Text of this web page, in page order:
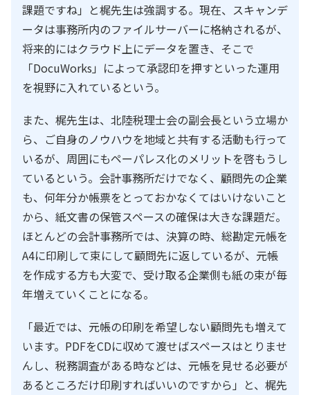
課題ですね」と梶先生は強調する。現在、スキャンデ
ータは事務所内のファイルサーバーに格納されるが、
将来的にはクラウド上にデータを置き、そこで
「DocuWorks」によって承認印を押すといった運用
を視野に入れているという。
また、梶先生は、北陸税理士会の副会長という立場か
ら、ご自身のノウハウを地域と共有する活動も行って
いるが、周囲にもペーパレス化のメリットを啓もうし
ているという。会計事務所だけでなく、顧問先の企業
も、何年分か帳票をとっておかなくてはいけないこと
から、紙文書の保管スペースの確保は大きな課題だ。
ほとんどの会計事務所では、決算の時、総勘定元帳を
A4に印刷して束にして顧問先に返しているが、元帳
を作成する方も大変で、受け取る企業側も紙の束が毎
年増えていくことになる。
「最近では、元帳の印刷を希望しない顧問先も増えて
います。PDFをCDに収めて渡せばスペースはとりませ
んし、税務調査がある時などは、元帳を見せる必要が
あるところだけ印刷すればいいのですから」と、梶先